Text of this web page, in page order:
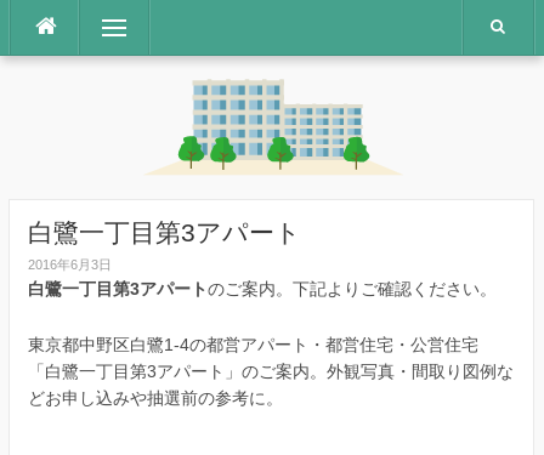
テ
メニュー
白鷺一丁目第3アパート
2016年6月3日
白鷺一丁目第3アパートのご案内。下記よりご確認ください。
東京都中野区白鷺1-4の都営アパート・都営住宅・公営住宅
「白鷺一丁目第3アパート」のご案内。外観写真・間取り図例な
どお申し込みや抽選前の参考に。